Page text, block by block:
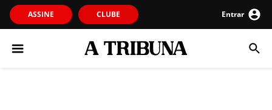
ASSINE CLUBE Entrar